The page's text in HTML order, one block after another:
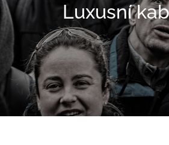
Luxusní